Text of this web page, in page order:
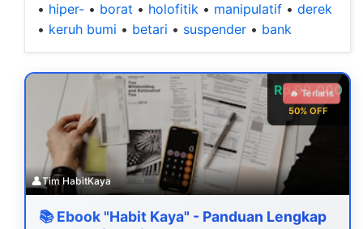
• hiper- • borat • holofitik • manipulatif • derek
• keruh bumi • betari • suspender • bank
Rp 99.000
50% OFF
🔥 Terlaris
👤Tim HabitKaya
📚 Ebook "Habit Kaya" - Panduan Lengkap